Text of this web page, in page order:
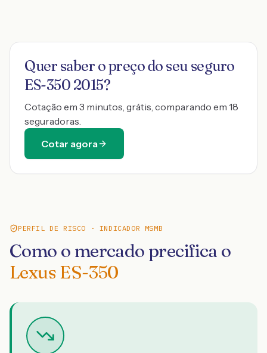
Quer saber o preço do seu seguro
ES-350 2015?
Cotação em 3 minutos, grátis, comparando em 18
seguradoras.
Cotar agora
PERFIL DE RISCO · INDICADOR MSMB
Como o mercado precifica o
Lexus ES-350